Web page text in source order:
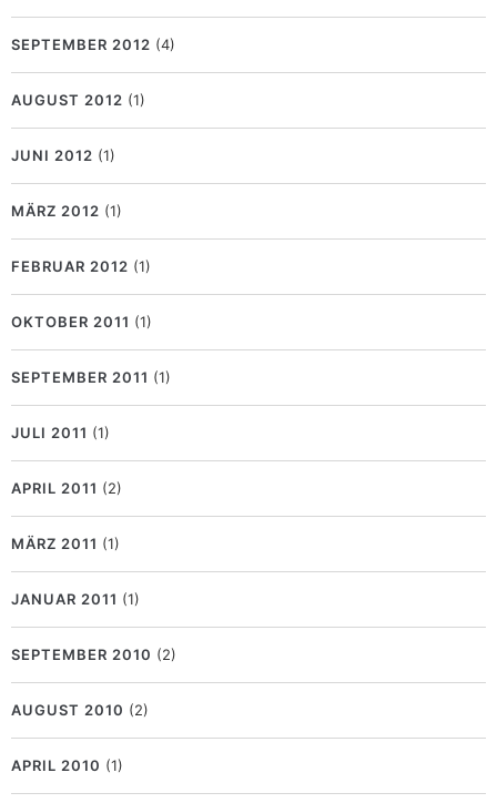
SEPTEMBER 2012 (4)
AUGUST 2012 (1)
JUNI 2012 (1)
MÄRZ 2012 (1)
FEBRUAR 2012 (1)
OKTOBER 2011 (1)
SEPTEMBER 2011 (1)
JULI 2011 (1)
APRIL 2011 (2)
MÄRZ 2011 (1)
JANUAR 2011 (1)
SEPTEMBER 2010 (2)
AUGUST 2010 (2)
APRIL 2010 (1)